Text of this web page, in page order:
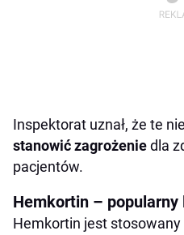
Inspektorat uznał, że te
stanowić zagrożeniedla
pacjentów.
Hemkortin –
Hemkortin jest stosowany